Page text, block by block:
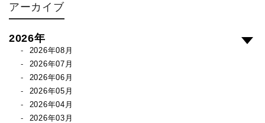
アーカイブ
2026年
2026年08月
2026年07月
2026年06月
2026年05月
2026年04月
2026年03月